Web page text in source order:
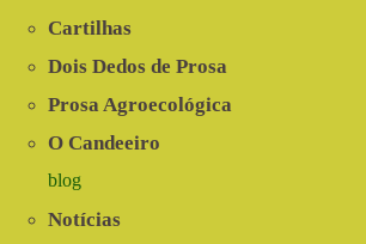
Cartilhas
Dois Dedos de Prosa
Prosa Agroecológica
O Candeeiro
blog
Notícias